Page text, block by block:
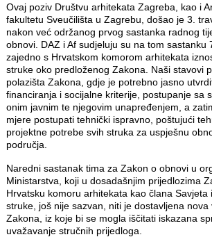
Ovaj poziv Društvu arhitekata Zagreba, kao i
fakultetu Sveučilišta u Zagrebu, došao je 3.
nakon već održanog prvog sastanka radnog
obnovi. DAZ i Af sudjeluju su na tom sastanku
zajedno s Hrvatskom komorom arhitekata
struke oko predloženog Zakona. Naši stavovi
polazišta Zakona, gdje je potrebno jasno
financiranja i socijalne kriterije, postupanje sa
onim javnim te njegovim unapređenjem, a
mjere postupati tehnički ispravno, poštujući
projektne potrebe svih struka za uspješnu
područja.
Naredni sastanak tima za Zakon o obnovi u
Ministarstva, koji u dosadašnjim prijedlozima
Hrvatsku komoru arhitekata kao člana Savjeta
struke, još nije sazvan, niti je dostavljena nova
Zakona, iz koje bi se mogla iščitati iskazana
uvažavanje stručnih prijedloga.